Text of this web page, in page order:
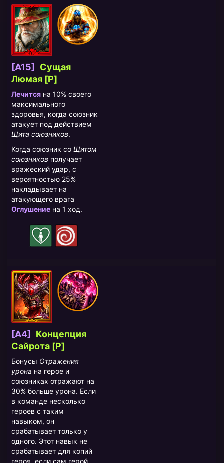
[A15] Сущая
Люмая [P]
Лечится на 10% своего
максимального
здоровья, когда союзник
атакует под действием
Щита союзников.
Когда союзник со Щитом
союзников получает
вражеский удар, с
вероятностью 25%
накладывает на
атакующего врага
Оглушение на 1 ход.
[A4]
Концепция
Сайрота [P]
Бонусы Отражения
урона на герое и
союзниках отражают на
30% больше урона. Если
в команде несколько
героев с таким
навыком, он
срабатывает только у
одного. Этот навык не
срабатывает для копий
героя, если сам герой